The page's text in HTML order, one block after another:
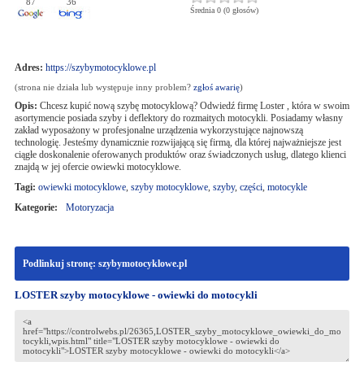
Średnia 0 (0 głosów)
Adres: https://szybymotocyklowe.pl
(strona nie działa lub występuje inny problem? zgłoś awarię)
Opis: Chcesz kupić nową szybę motocyklową? Odwiedź firmę Loster , która w swoim
asortymencie posiada szyby i deflektory do rozmaitych motocykli. Posiadamy własny
zakład wyposażony w profesjonalne urządzenia wykorzystujące najnowszą
technologię. Jesteśmy dynamicznie rozwijającą się firmą, dla której najważniejsze jest
ciągłe doskonalenie oferowanych produktów oraz świadczonych usług, dlatego klienci
znajdą w jej ofercie owiewki motocyklowe.
Tagi: owiewki motocyklowe, szyby motocyklowe, szyby, części, motocykle
Kategorie:
Motoryzacja
Podlinkuj stronę: szybymotocyklowe.pl
LOSTER szyby motocyklowe - owiewki do motocykli